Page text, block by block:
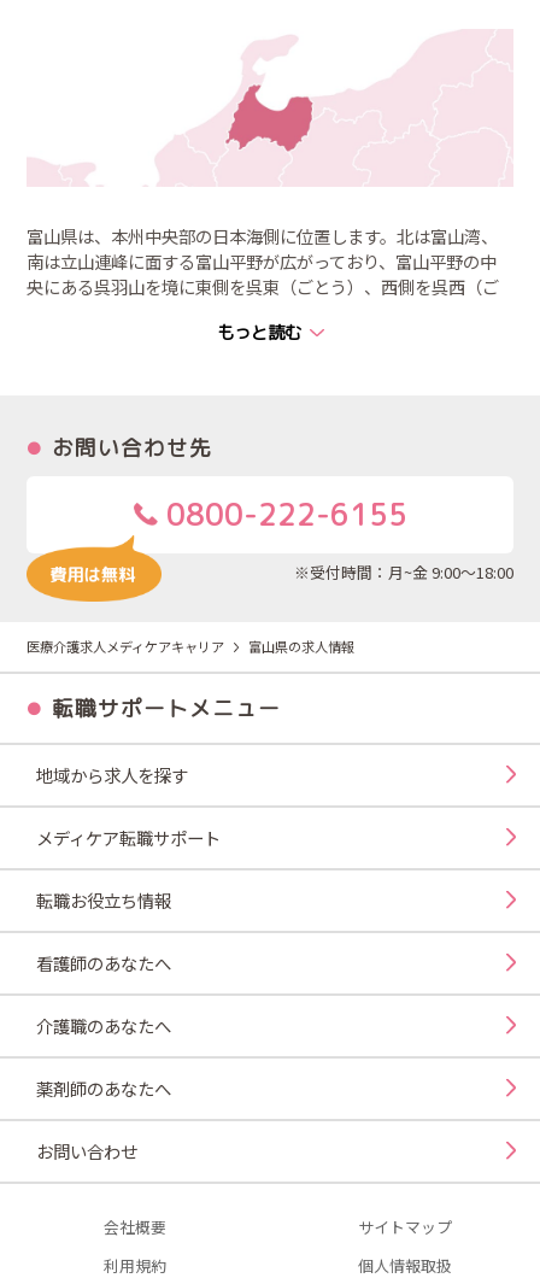
富山県は、本州中央部の日本海側に位置します。北は富山湾、
南は立山連峰に面する富山平野が広がっており、富山平野の中
央にある呉羽山を境に東側を呉東（ごとう）、西側を呉西（ご
なっています。県庁所在地は、富山市です。
っています。
また昔から「越中の薬売り」が有名で、その流れから現在では
の工場も集まり、富山県の基幹産業となっています。
もっと読む
お問い合わせ先
0800-222-6155
※受付時間：月~金 9:00～18:00
医療介護求人メディケアキャリア 富山県の求人情報
転職サポートメニュー
地域から求人を探す
メディケア転職サポート
転職お役立ち情報
看護師のあなたへ
介護職のあなたへ
薬剤師のあなたへ
お問い合わせ
会社概要
サイトマップ
利用規約
個人情報取扱